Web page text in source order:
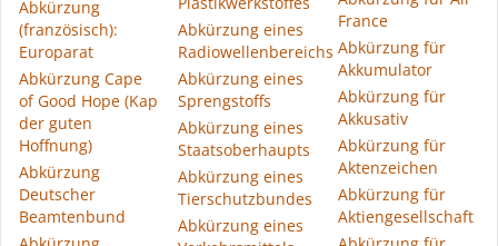
Abkürzung
(französisch):
Europarat
Abkürzung Cape
of Good Hope (Kap
der guten
Hoffnung)
Abkürzung
Deutscher
Beamtenbund
Abkürzung eines
Radiowellenbereichs
Abkürzung eines
Sprengstoffs
Abkürzung eines
Staatsoberhaupts
Abkürzung eines
Tierschutzbundes
Abkürzung eines
France
Abkürzung für
Akkumulator
Abkürzung für
Akkusativ
Abkürzung für
Aktenzeichen
Abkürzung für
Aktiengesellschaft